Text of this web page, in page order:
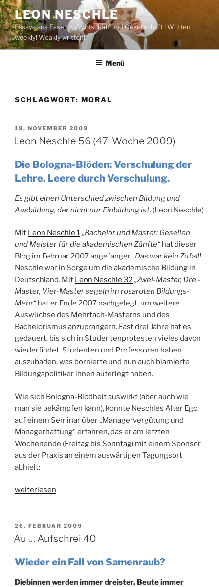
Zum
Inhalt
springen
LEON NESCHLE
Essays aus Essen zu Wirtschaft und Gesellschaft | Written
weekly! Weakly written!
Menü
SCHLAGWORT: MORAL
VERÖFFENTLICHT
AM
19. NOVEMBER 2009
Leon Neschle 56 (47. Woche 2009)
Die Bologna-Blöden: Verschulung der
Lehre, Leere durch Verschulung.
Es gibt einen Unterschied zwischen Bildung und
Ausbildung, der nicht nur Einbildung ist. (Leon Neschle)
Mit Leon Neschle 1„Bachelor und Master: Gesellen
und Meister für die akademischen Zünfte“ hat dieser
Blog im Februar 2007 angefangen. Das war kein Zufall!
Neschle war in Sorge um die akademische Bildung in
Deutschland. Mit Leon Neschle 32„Zwei-Master, Drei-
Master, Vier-Master segeln im rosaroten Bildungs-
Mehr“ hat er Ende 2007 nachgelegt, um weitere
Auswüchse des Mehrfach-Masterns und des
Bachelorismus anzuprangern. Fast drei Jahre hat es
gedauert, bis sich in Studentenprotesten vieles davon
wiederfindet. Studenten und Professoren haben
auszubaden, was bornierte und nun auch blamierte
Bildungspolitiker ihnen auferlegt haben.
Wie sich Bologna-Blödheit auswirkt (aber auch wie
man sie bekämpfen kann), konnte Neschles Alter Ego
auf einem Seminar über „Managervergütung und
Managerhaftung“ erfahren, das er am letzten
Wochenende (Freitag bis Sonntag) mit einem Sponsor
aus der Praxis an einem auswärtigen Tagungsort
abhielt:
„Leon
(47.
Woche
weiterlesen
VERÖFFENTLICHT
AM
26. FEBRUAR 2009
Au … Aufschrei 40
Wieder ein Fall von Samenraub?
Diebinnen werden immer dreister, Beute immer